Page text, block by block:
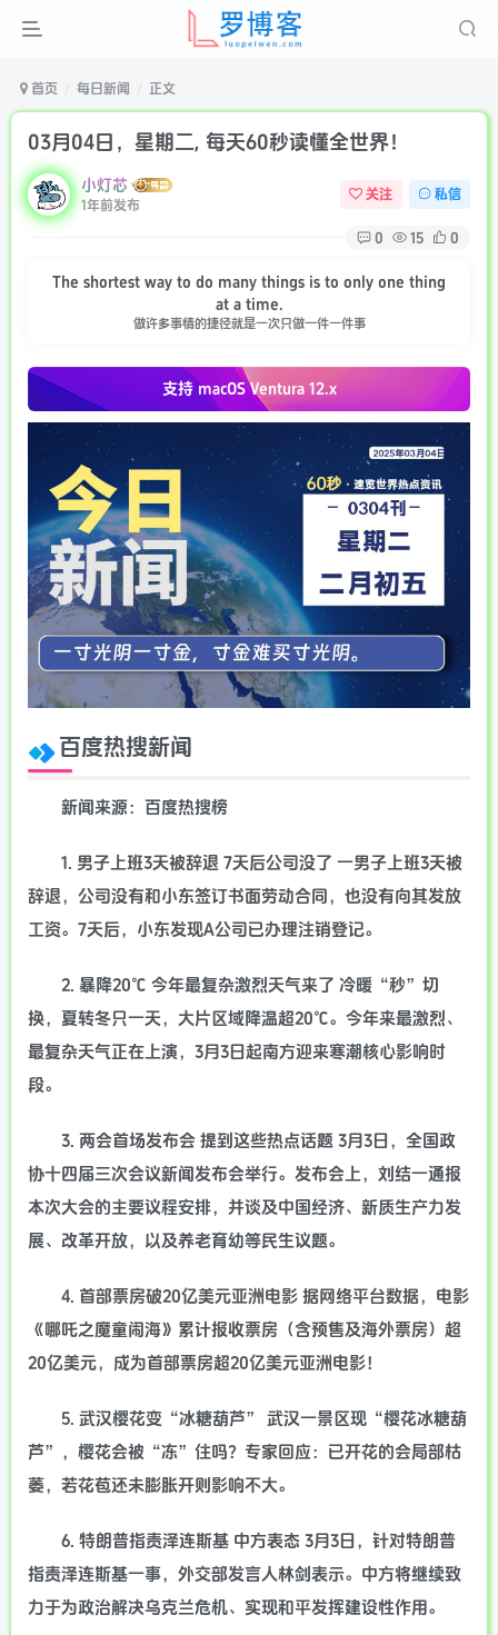
首页 每日新闻 正文
03月04日，星期二, 每天60秒读懂全世界！
小灯芯
1年前发布
关注 私信
0 15 0
The shortest way to do many things is to only one thing
at a time.
做许多事情的捷径就是一次只做一件一件事
支持 macOSVentura 12.x
百度热搜新闻
新闻来源：百度热搜榜
1. 男子上班3天被辞退 7天后公司没了 一男子上班3天被
辞退，公司没有和小东签订书面劳动合同，也没有向其发放
工资。7天后，小东发现A公司已办理注销登记。
2. 暴降20℃ 今年最复杂激烈天气来了 冷暖“秒”切
换，夏转冬只一天，大片区域降温超20℃。今年来最激烈、
最复杂天气正在上演，3月3日起南方迎来寒潮核心影响时
段。
3. 两会首场发布会 提到这些热点话题 3月3日，全国政
协十四届三次会议新闻发布会举行。发布会上，刘结一通报
本次大会的主要议程安排，并谈及中国经济、新质生产力发
展、改革开放，以及养老育幼等民生议题。
4. 首部票房破20亿美元亚洲电影 据网络平台数据，电影
《哪吒之魔童闹海》累计报收票房（含预售及海外票房）超
20亿美元，成为首部票房超20亿美元亚洲电影！
5. 武汉樱花变“冰糖葫芦” 武汉一景区现“樱花冰糖葫
芦”，樱花会被“冻”住吗？专家回应：已开花的会局部枯
萎，若花苞还未膨胀开则影响不大。
6. 特朗普指责泽连斯基 中方表态 3月3日，针对特朗普
指责泽连斯基一事，外交部发言人林剑表示。中方将继续致
力于为政治解决乌克兰危机、实现和平发挥建设性作用。